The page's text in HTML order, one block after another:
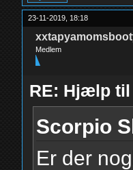
23-11-2019, 18:18
Medlem
RE: Hjælp til
Scorpio
Er der